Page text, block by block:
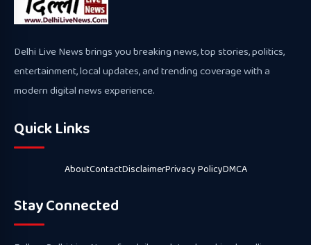
Delhi Live News brings you breaking news, top stories, politics,
entertainment, local updates, and trending coverage with a
modern digital news experience.
Quick Links
AboutContactDisclaimerPrivacy PolicyDMCA
Stay Connected